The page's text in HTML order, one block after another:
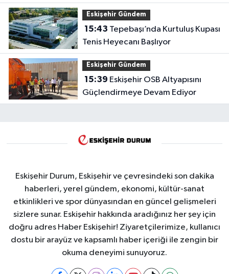
Eskişehir Gündem
15:43
Tenis Heyecanı Başlıyor
Eskişehir Gündem
15:39
Güçlendirmeye Devam Ediyor
Eskişehir Durum, Eskişehir ve çevresindeki son dakika
haberleri, yerel gündem, ekonomi, kültür-sanat
etkinlikleri ve spor dünyasından en güncel gelişmeleri
sizlere sunar. Eskişehir hakkında aradığınız her şey için
doğru adres Haber Eskişehir! Ziyaretçilerimize, kullanıcı
dostu bir arayüz ve kapsamlı haber içeriği ile zengin bir
okuma deneyimi sunuyoruz.